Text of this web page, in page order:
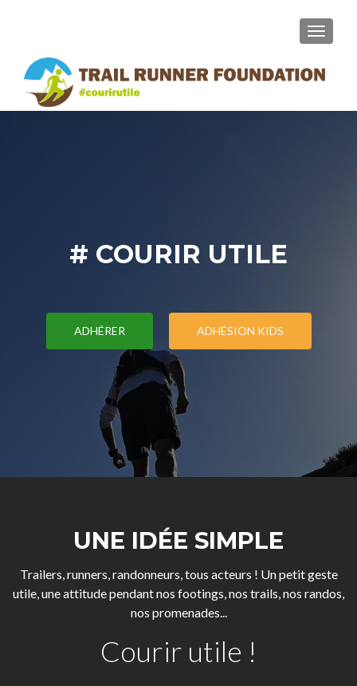
MENU
# COURIR UTILE
ADHÉRER ADHÉSION KIDS
UNE IDÉE SIMPLE
Trailers, runners, randonneurs, tous acteurs ! Un petit geste
utile, une attitude pendant nos footings, nos trails, nos randos,
nos promenades...
Courir utile !